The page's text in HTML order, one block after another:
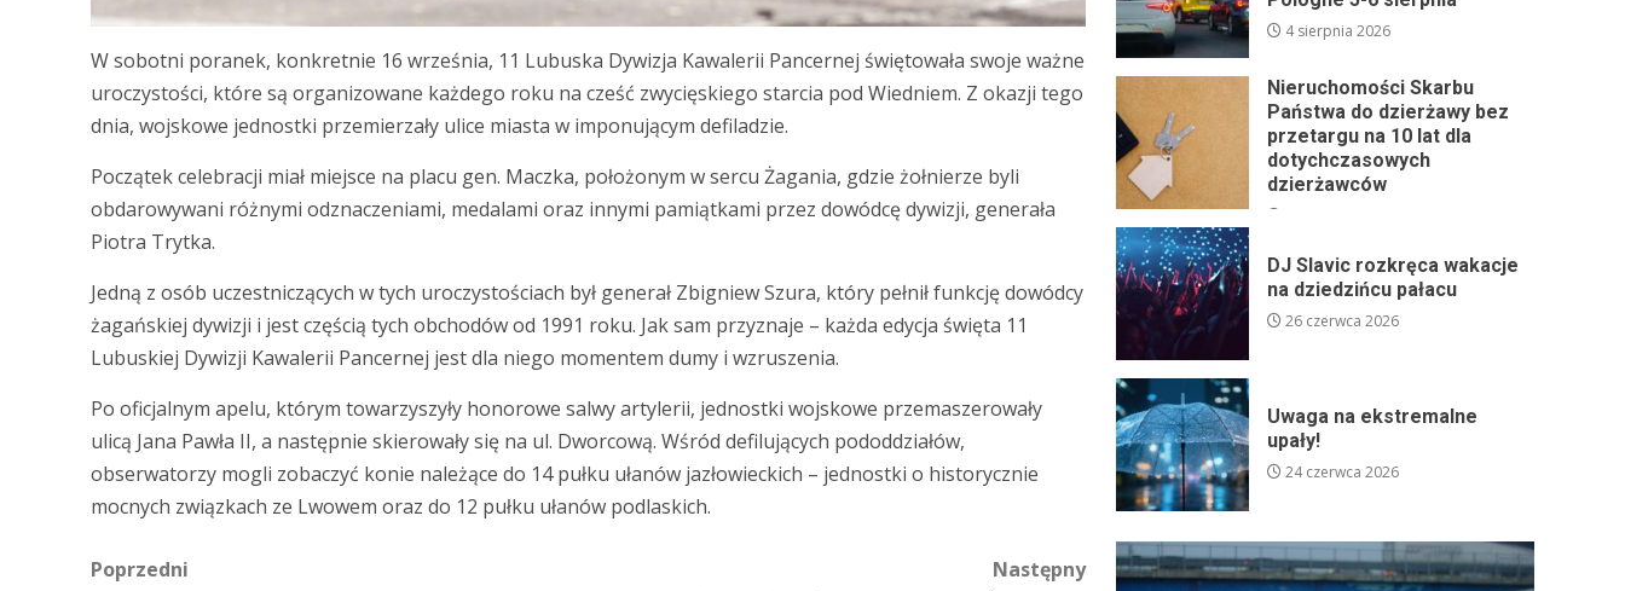
W sobotni poranek, konkretnie 16 września, 11 Lubuska Dywizja Kawalerii Pancernej świętowała swoje ważne
uroczystości, które są organizowane każdego roku na cześć zwycięskiego starcia pod Wiedniem. Z okazji tego
dnia, wojskowe jednostki przemierzały ulice miasta w imponującym defiladzie.
Początek celebracji miał miejsce na placu gen. Maczka, położonym w sercu Żagania, gdzie żołnierze byli
obdarowywani różnymi odznaczeniami, medalami oraz innymi pamiątkami przez dowódcę dywizji, generała
Piotra Trytka.
Jedną z osób uczestniczących w tych uroczystościach był generał Zbigniew Szura, który pełnił funkcję dowódcy
żagańskiej dywizji i jest częścią tych obchodów od 1991 roku. Jak sam przyznaje – każda edycja święta 11
Lubuskiej Dywizji Kawalerii Pancernej jest dla niego momentem dumy i wzruszenia.
Po oficjalnym apelu, którym towarzyszyły honorowe salwy artylerii, jednostki wojskowe przemaszerowały
ulicą Jana Pawła II, a następnie skierowały się na ul. Dworcową. Wśród defilujących pododdziałów,
obserwatorzy mogli zobaczyć konie należące do 14 pułku ułanów jazłowieckich – jednostki o historycznie
mocnych związkach ze Lwowem oraz do 12 pułku ułanów podlaskich.
Zobacz
Poprzedni
Następny
4 sierpnia 2026
Nieruchomości Skarbu
Państwa do dzierżawy bez
przetargu na 10 lat dla
dotychczasowych
dzierżawców
DJ Slavic rozkręca wakacje
na dziedzińcu pałacu
26 czerwca 2026
Uwaga na ekstremalne
upały!
24 czerwca 2026